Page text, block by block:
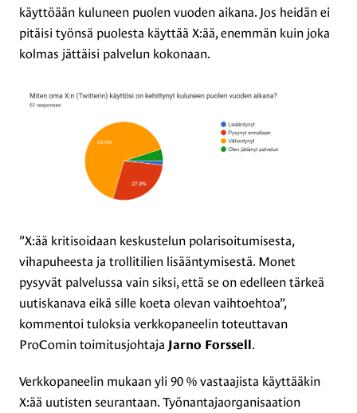
käyttöään kuluneen puolen vuoden aikana. Jos heidän ei
pitäisi työnsä puolesta käyttää X:ää, enemmän kuin joka
kolmas jättäisi palvelun kokonaan.
”X:ää kritisoidaan keskustelun polarisoitumisesta,
vihapuheesta ja trollitilien lisääntymisestä. Monet
pysyvät palvelussa vain siksi, että se on edelleen tärkeä
uutiskanava eikä sille koeta olevan vaihtoehtoa”,
kommentoi tuloksia verkkopaneelin toteuttavan
ProComin toimitusjohtaja Jarno Forssell.
Verkkopaneelin mukaan yli 90 % vastaajista käyttääkin
X:ää uutisten seurantaan. Työnantajaorganisaation